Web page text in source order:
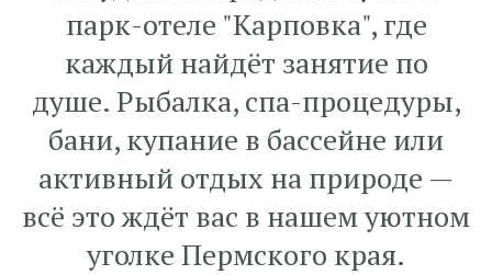
парк-отеле "Карповка", где
каждый найдёт занятие по
душе. Рыбалка, спа-процедуры,
бани, купание в бассейне или
активный отдых на природе —
всё это ждёт вас в нашем уютном
уголке Пермского края.